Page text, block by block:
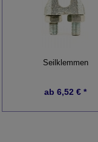
Seilklemmen
ab 6,52 € *